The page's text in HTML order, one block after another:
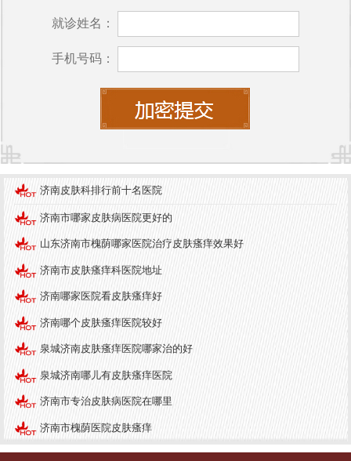
2. **先进设备**：医院配备了国际领先的皮肤检测设
备，包括皮肤镜、过敏原检测仪等，可以帮助医生
准确诊断病因。
医院提供个性化的治疗方案，确保患者获得最佳的
医院服务
在患者服务方面，济南中研皮肤病医院致力于提供
全方位的关怀。医院设有专门的咨询服务，患者可
在就诊前进行在线咨询，获得专业的指导与建议。
此外，医院的就诊流程简洁明了，患者在门诊、住
院期间均能享受到温馨的服务，医护人员会定期跟
踪患者的恢复情况，确保治疗效果。
医院品牌
济南中研皮肤病医院 以其高效的治疗效果和良好的
患者口碑，建立了良好的品牌形象。医院不仅在本
地拥有良好的声誉，也吸引了来自全国各地的患者
求医。医院在各类皮肤病的研究和治疗方面，积极
参与国内外学术交流，努力将先进的医学理念与技
就诊姓名：
手机号码：
济南皮肤科排行前十名医院
济南市哪家皮肤病医院更好的
山东济南市槐荫哪家医院治疗皮肤瘙痒效果好
济南市皮肤瘙痒科医院地址
济南哪家医院看皮肤瘙痒好
济南哪个皮肤瘙痒医院较好
泉城济南皮肤瘙痒医院哪家治的好
泉城济南哪儿有皮肤瘙痒医院
济南市专治皮肤病医院在哪里
济南市槐荫医院皮肤瘙痒